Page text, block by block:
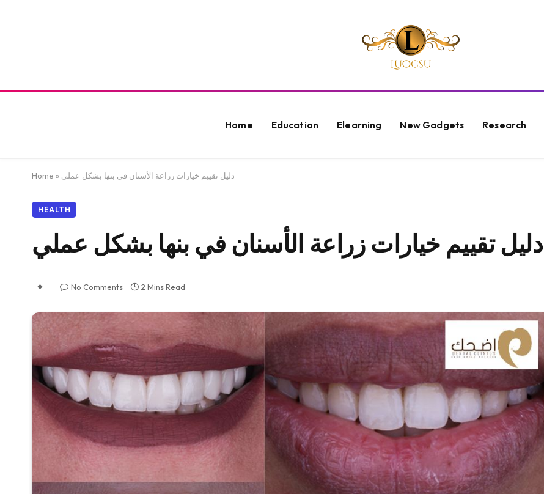
Home Education Elearning New Gadgets Research
Home » دليل تقييم خيارات زراعة الأسنان في بنها بشكل عملي
HEALTH
دليل تقييم خيارات زراعة الأسنان في بنها بشكل عملي
No Comments 2 Mins Read